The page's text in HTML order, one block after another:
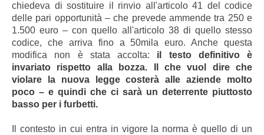
chiedeva di sostituire il rinvio all'articolo 41 del codice
delle pari opportunità – che prevede ammende tra 250 e
1.500 euro – con quello all'articolo 38 di quello stesso
codice, che arriva fino a 50mila euro. Anche questa
modifica non è stata accolta: il testo definitivo è
invariato rispetto alla bozza. Il che vuol dire che
violare la nuova legge costerà alle aziende molto
poco – e quindi che ci sarà un deterrente piuttosto
basso per i furbetti.
Il contesto in cui entra in vigore la norma è quello di un